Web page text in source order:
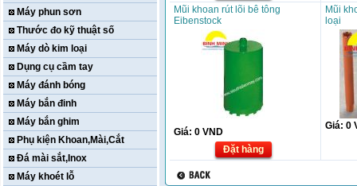
Máy phun sơn
Thước đo kỹ thuật số
Máy dò kim loại
Dụng cụ cầm tay
Máy đánh bóng
Máy bắn đinh
Máy bắn ghim
Phụ kiện Khoan,Mài,Cắt
Đá mài sắt,Inox
Máy khoét lỗ
Mũi khoan rút lõi bê tông
Eibenstock
Giá: 0 VND
Đặt hàng
Mũi
loại
Giá: 0